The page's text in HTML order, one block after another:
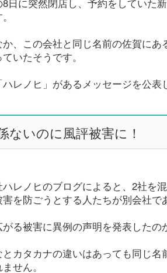
か、この会社と同じ名前の佐賀に
いたそうです。
レノヒ」があるメッセージを公表
ないのに風評被害に！
レノヒのブログによると、2社を
を防ごうとする人たちが別会社で
る被害に異例の声明を発表したの
カタカナの違いはあっても同じ
せん。